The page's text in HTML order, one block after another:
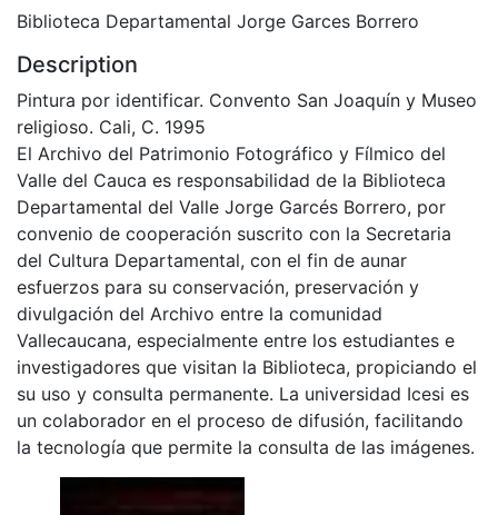
Biblioteca Departamental Jorge Garces Borrero
Description
Pintura por identificar. Convento San Joaquín y Museo
religioso. Cali, C. 1995
El Archivo del Patrimonio Fotográfico y Fílmico del
Valle del Cauca es responsabilidad de la Biblioteca
Departamental del Valle Jorge Garcés Borrero, por
convenio de cooperación suscrito con la Secretaria
del Cultura Departamental, con el fin de aunar
esfuerzos para su conservación, preservación y
divulgación del Archivo entre la comunidad
Vallecaucana, especialmente entre los estudiantes e
investigadores que visitan la Biblioteca, propiciando el
su uso y consulta permanente. La universidad Icesi es
un colaborador en el proceso de difusión, facilitando
la tecnología que permite la consulta de las imágenes.